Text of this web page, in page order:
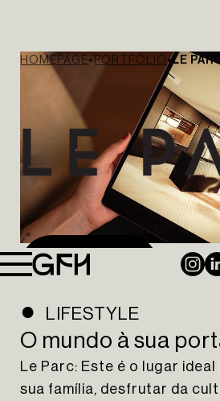
HOMEPAGE PORTFÓLIO LE
VER VÍDEO
LIFESTYLE
O mundo à sua
Le Parc: Este é o lugar
sua família, desfrutar da